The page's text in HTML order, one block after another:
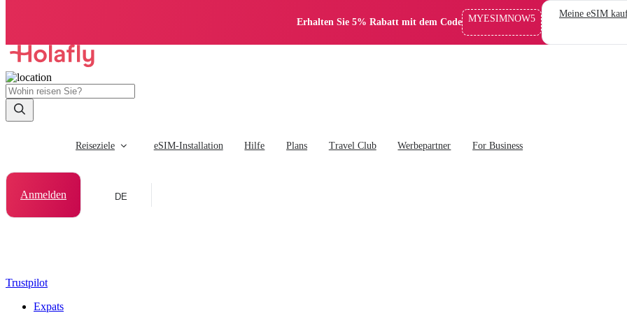
Erhalten Sie 5% Rabatt mit dem Code MYESIMNOW5 Meine eSIM
Reiseziele eSIM-Installation Hilfe Plans Travel Club Werbepartner For Business
Anmelden DE
Trustpilot
Expats